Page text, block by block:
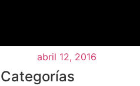
abril 12, 2016
Categorías